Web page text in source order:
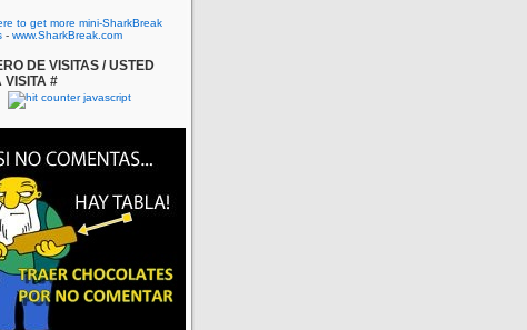
to get more mini-SharkBreak
- www.SharkBreak.com
DE VISITAS / USTED
VISITA #